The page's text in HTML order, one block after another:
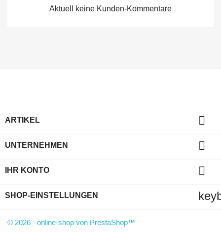
Aktuell keine Kunden-Kommentare
ARTIKEL 
UNTERNEHMEN 
IHR KONTO 
SHOP-EINSTELLUNGEN
© 2026 - online-shop von PrestaShop™